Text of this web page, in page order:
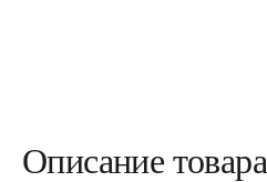
Описание товара